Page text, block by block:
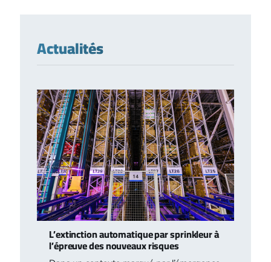
Actualités
L’extinction automatique par sprinkleur à
l’épreuve des nouveaux risques